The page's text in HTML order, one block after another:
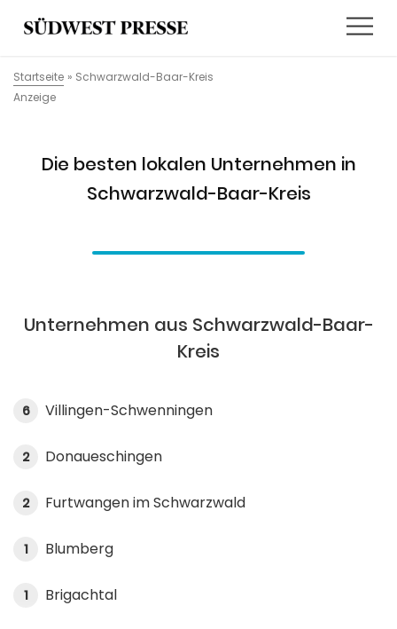
Startseite » Schwarzwald-Baar-Kreis
Anzeige
Die besten lokalen Unternehmen in
Schwarzwald-Baar-Kreis
Unternehmen aus Schwarzwald-Baar-
Kreis
6 Villingen-Schwenningen
2 Donaueschingen
2 Furtwangen im Schwarzwald
1 Blumberg
1 Brigachtal